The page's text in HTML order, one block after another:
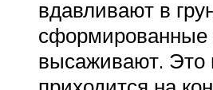
вдавливают в
сформированные
высаживают. Это